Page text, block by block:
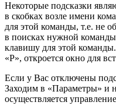
Некоторые подсказки
в скобках возле имени
для этой команды, т.е. не
в поисках нужной
клавишу для этой
«Р», откроется окно для
Если у Вас отключены
Заходим в «Параметры» и
осуществляется